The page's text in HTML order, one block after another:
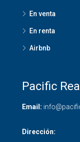
En venta
En renta
Airbnb
Pacific
Email:
Dirección: